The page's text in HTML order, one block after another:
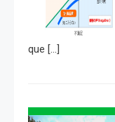
que […]